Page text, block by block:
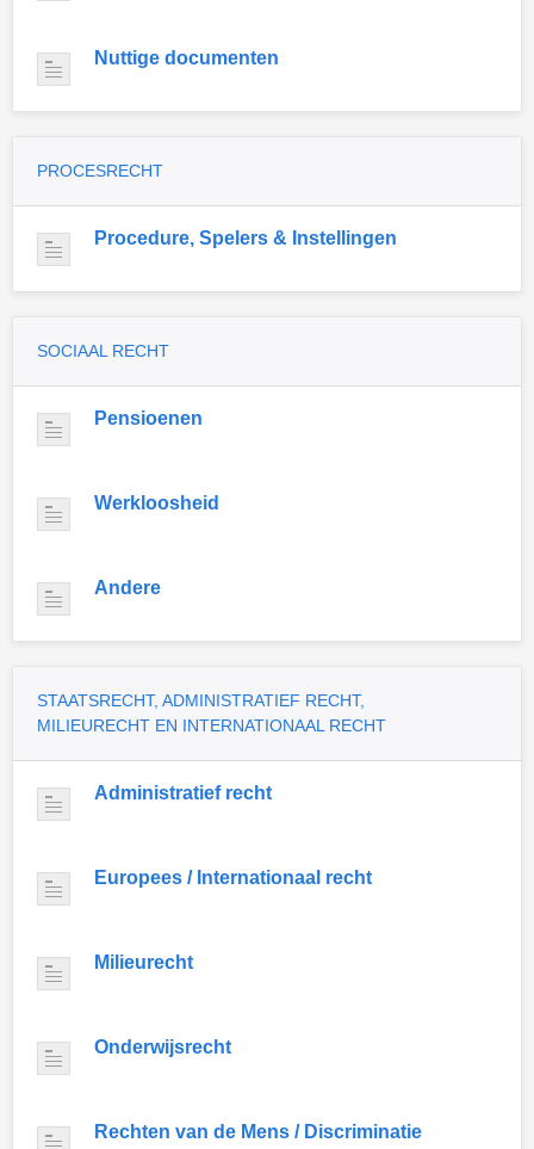
Nuttige documenten
PROCESRECHT
Procedure, Spelers & Instellingen
SOCIAAL RECHT
Pensioenen
Werkloosheid
Andere
STAATSRECHT, ADMINISTRATIEF RECHT,
MILIEURECHT EN INTERNATIONAAL RECHT
Administratief recht
Europees / Internationaal recht
Milieurecht
Onderwijsrecht
Rechten van de Mens / Discriminatie